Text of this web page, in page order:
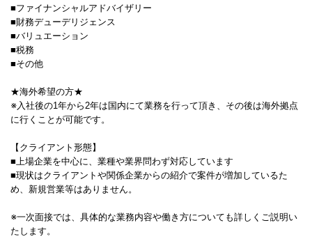
■ファイナンシャルアドバイザリー
■財務デューデリジェンス
■バリュエーション
■税務
■その他
★海外希望の方★
※入社後の1年から2年は国内にて業務を行って頂き、その後は海外拠点
に行くことが可能です。
【クライアント形態】
■上場企業を中心に、業種や業界問わず対応しています
■現状はクライアントや関係企業からの紹介で案件が増加しているた
め、新規営業等はありません。
※一次面接では、具体的な業務内容や働き方についても詳しくご説明い
たします。